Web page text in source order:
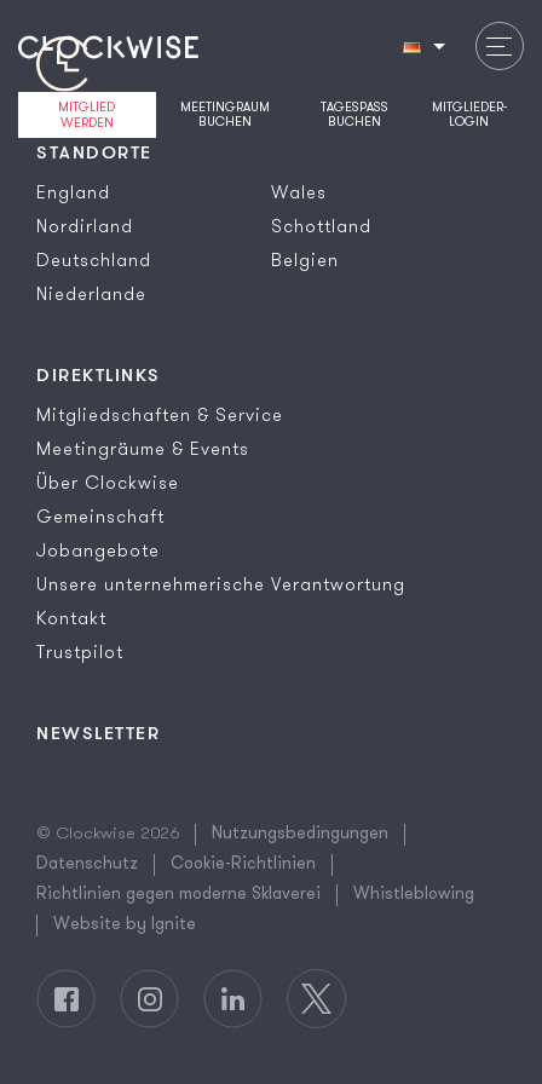
MITGLIED
WERDEN
MEETINGRAUM
BUCHEN
TAGESPASS
BUCHEN
MITGLIEDER-
LOGIN
STANDORTE
England
Wales
Nordirland
Schottland
Deutschland
Belgien
Niederlande
DIREKTLINKS
Mitgliedschaften & Service
Meetingräume & Events
Über Clockwise
Gemeinschaft
Jobangebote
Unsere unternehmerische Verantwortung
Kontakt
Trustpilot
NEWSLETTER
© Clockwise 2026
Nutzungsbedingungen
Datenschutz
Cookie-Richtlinien
Richtlinien gegen moderne Sklaverei
Whistleblowing
Website by Ignite